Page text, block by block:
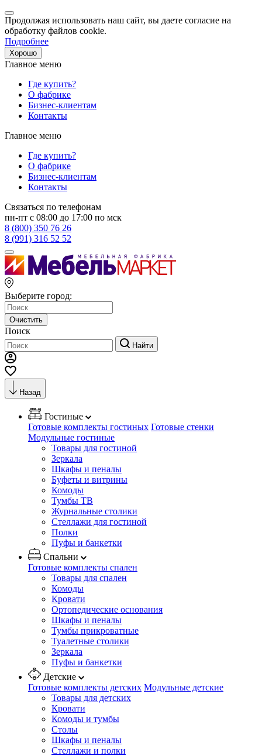
Продолжая использовать наш сайт, вы даете согласие на
обработку файлов cookie.
Подробнее
Хорошо
Главное меню
Где купить?
О фабрике
Бизнес-клиентам
Контакты
Главное меню
Где купить?
О фабрике
Бизнес-клиентам
Контакты
Связаться по телефонам
пн-пт с 08:00 до 17:00 по мск
8 (800) 350 76 26
8 (991) 316 52 52
Выберите город:
Очистить
Поиск
Найти
Назад
Гостиные
Готовые комплекты гостиных Готовые стенки
Модульные гостиные
Товары для гостиной
Зеркала
Шкафы и пеналы
Буфеты и витрины
Комоды
Тумбы ТВ
Журнальные столики
Стеллажи для гостиной
Полки
Пуфы и банкетки
Спальни
Готовые комплекты спален
Товары для спален
Комоды
Кровати
Ортопедические основания
Шкафы и пеналы
Тумбы прикроватные
Туалетные столики
Зеркала
Пуфы и банкетки
Детские
Готовые комплекты детских Модульные детские
Товары для детских
Кровати
Комоды и тумбы
Столы
Шкафы и пеналы
Стеллажи и полки